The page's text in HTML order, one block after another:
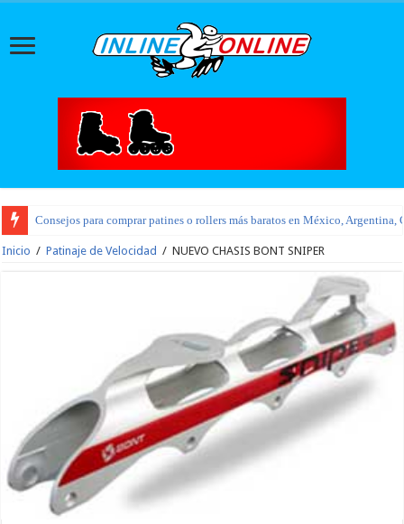
Consejos para comprar patines o rollers más baratos en México, Argentina,
Inicio / Patinaje de Velocidad / NUEVO CHASIS BONT SNIPER